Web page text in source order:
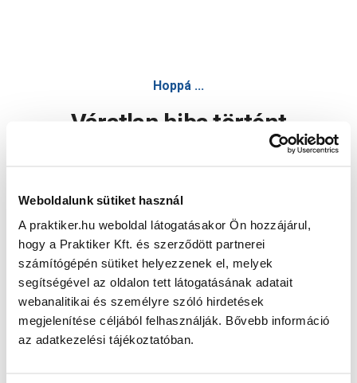
Weboldalunk sütiket használ
A praktiker.hu weboldal látogatásakor Ön hozzájárul,
hogy a Praktiker Kft. és szerződött partnerei
számítógépén sütiket helyezzenek el, melyek
segítségével az oldalon tett látogatásának adatait
webanalitikai és személyre szóló hirdetések
megjelenítése céljából felhasználják. Bővebb információ
az adatkezelési tájékoztatóban.
Hoppá ...
Váratlan hiba történt
Oldal újratöltése